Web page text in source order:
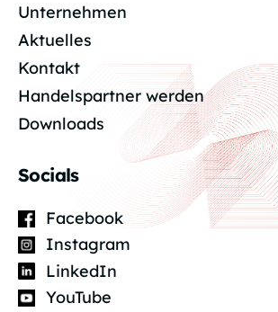
Unternehmen
Aktuelles
Kontakt
Handelspartner werden
Downloads
Socials
Facebook
Instagram
LinkedIn
YouTube